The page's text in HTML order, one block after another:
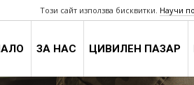
ЗА НАС ЦИВИЛЕН ПАЗАР
Този сайт използва бисквитки. Научи